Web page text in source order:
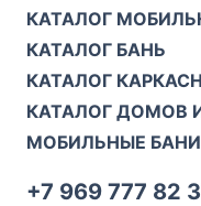
КАТАЛОГ
КАТАЛОГ БАНЬ
КАТАЛОГ
КАТАЛОГ ДОМОВ
МОБИЛЬНЫЕ БАНИ
+7 969 777 82